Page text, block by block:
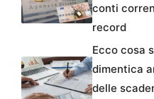
conti
record
Ecco cosa
dimentica
delle